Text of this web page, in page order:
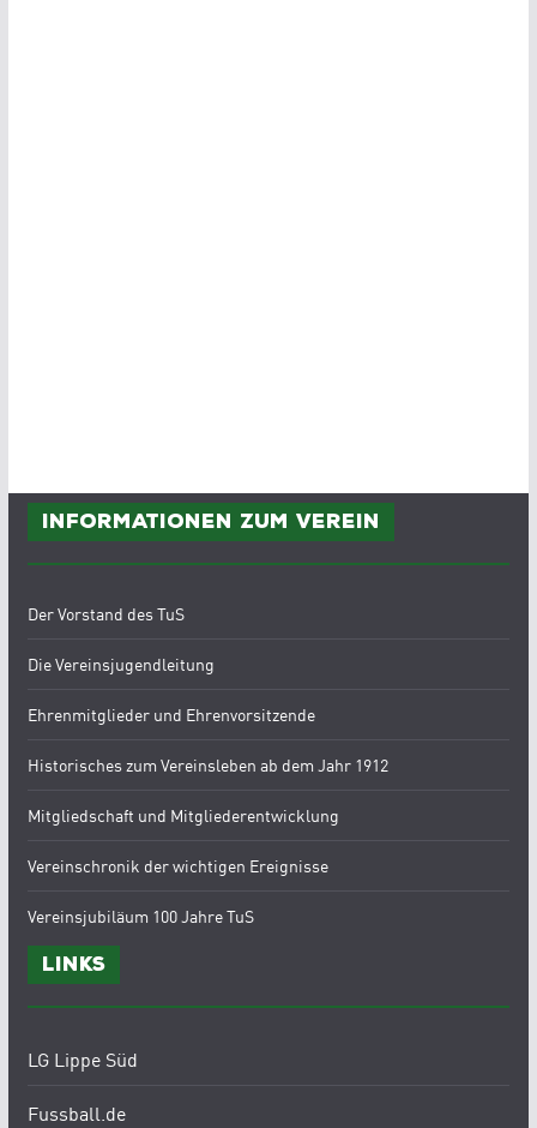
Informationen zum Verein
Der Vorstand des TuS
Die Vereinsjugendleitung
Ehrenmitglieder und Ehrenvorsitzende
Historisches zum Vereinsleben ab dem Jahr 1912
Mitgliedschaft und Mitgliederentwicklung
Vereinschronik der wichtigen Ereignisse
Vereinsjubiläum 100 Jahre TuS
Links
LG Lippe Süd
Fussball.de